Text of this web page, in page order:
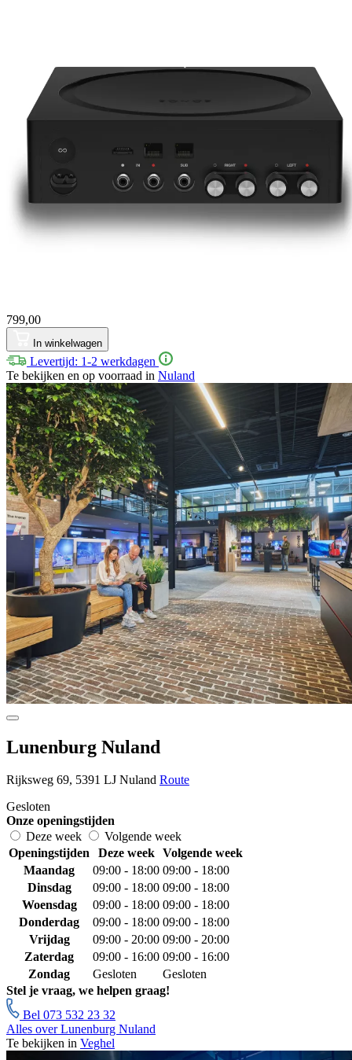
799,00
In winkelwagen
Levertijd: 1-2 werkdagen
Te bekijken en op voorraad in Nuland
Lunenburg Nuland
Rijksweg 69, 5391 LJ Nuland Route
Gesloten
Onze openingstijden
Deze week
Volgende week
Openingstijden
Deze week
Volgende week
Maandag
09:00 - 18:00 09:00 - 18:00
Dinsdag
09:00 - 18:00 09:00 - 18:00
Woensdag
09:00 - 18:00 09:00 - 18:00
Donderdag
09:00 - 18:00 09:00 - 18:00
Vrijdag
09:00 - 20:00 09:00 - 20:00
Zaterdag
09:00 - 16:00 09:00 - 16:00
Zondag
Gesloten
Gesloten
Stel je vraag, we helpen graag!
Bel 073 532 23 32
Alles over Lunenburg Nuland
Te bekijken in Veghel